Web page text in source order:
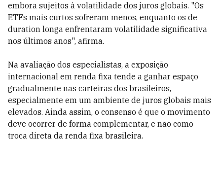
embora sujeitos à volatilidade dos juros globais. "Os
ETFs mais curtos sofreram menos, enquanto os de
duration longa enfrentaram volatilidade significativa
nos últimos anos", afirma.
Na avaliação dos especialistas, a exposição
internacional em renda fixa tende a ganhar espaço
gradualmente nas carteiras dos brasileiros,
especialmente em um ambiente de juros globais mais
elevados. Ainda assim, o consenso é que o movimento
deve ocorrer de forma complementar, e não como
troca direta da renda fixa brasileira.